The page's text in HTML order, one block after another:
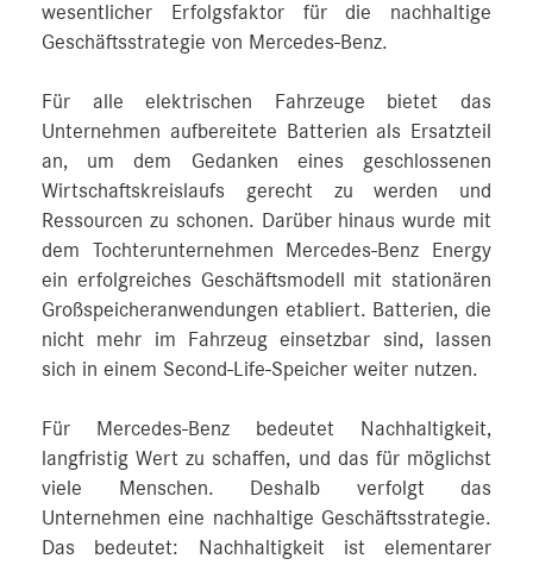
wesentlicher Erfolgsfaktor für die nachhaltige
Geschäftsstrategie von Mercedes-Benz.
Für alle elektrischen Fahrzeuge bietet das
Unternehmen aufbereitete Batterien als Ersatzteil
an, um dem Gedanken eines geschlossenen
Wirtschaftskreislaufs gerecht zu werden und
Ressourcen zu schonen. Darüber hinaus wurde mit
dem Tochterunternehmen Mercedes-Benz Energy
ein erfolgreiches Geschäftsmodell mit stationären
Großspeicheranwendungen etabliert. Batterien, die
nicht mehr im Fahrzeug einsetzbar sind, lassen
sich in einem Second-Life-Speicher weiter nutzen.
Für Mercedes-Benz bedeutet Nachhaltigkeit,
langfristig Wert zu schaffen, und das für möglichst
viele Menschen. Deshalb verfolgt das
Unternehmen eine nachhaltige Geschäftsstrategie.
Das bedeutet: Nachhaltigkeit ist elementarer